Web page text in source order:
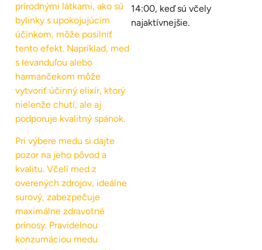
prírodnými látkami, ako sú
bylinky s upokojujúcim
účinkom, môže posilniť
tento efekt. Napríklad, med
s levanduľou alebo
harmančekom môže
vytvoriť účinný elixír, ktorý
nielenže chutí, ale aj
podporuje kvalitný spánok.
Pri výbere medu si dajte
pozor na jeho pôvod a
kvalitu. Včelí med z
overených zdrojov, ideálne
surový, zabezpečuje
maximálne zdravotné
prínosy. Pravidelnou
konzumáciou medu
14:00, keď sú včely
najaktívnejšie.